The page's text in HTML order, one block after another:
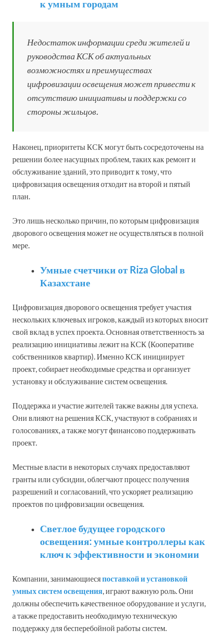
к умным городам
Недостаток информации среди жителей и
руководства КСК об актуальных
возможностях и преимуществах
цифровизации освещения может привести к
отсутствию инициативы и поддержки со
стороны жильцов.
Наконец, приоритеты КСК могут быть сосредоточены на
решении более насущных проблем, таких как ремонт и
обслуживание зданий, это приводит к тому, что
цифровизация освещения отходит на второй и пятый
план.
Это лишь несколько причин, по которым цифровизация
дворового освещения может не осуществляться в полной
мере.
Умные счетчики от Riza Global в
Казахстане
Цифровизация дворового освещения требует участия
нескольких ключевых игроков, каждый из которых вносит
свой вклад в успех проекта. Основная ответственность за
реализацию инициативы лежит на КСК (Кооперативе
собственников квартир). Именно КСК инициирует
проект, собирает необходимые средства и организует
установку и обслуживание систем освещения.
Поддержка и участие жителей также важны для успеха.
Они влияют на решения КСК, участвуют в собраниях и
голосованиях, а также могут финансово поддерживать
проект.
Местные власти в некоторых случаях предоставляют
гранты или субсидии, облегчают процесс получения
разрешений и согласований, что ускоряет реализацию
проектов по цифровизации освещения.
Светлое будущее городского
освещения: умные контроллеры как
ключ к эффективности и экономии
Компании, занимающиесяпоставкой и установкой
умных систем освещения, играют важную роль. Они
должны обеспечить качественное оборудование и услуги,
а также предоставить необходимую техническую
поддержку для бесперебойной работы систем.